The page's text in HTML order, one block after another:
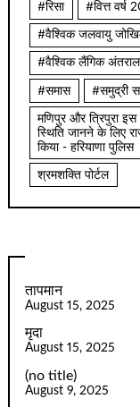
#रिसा #वित्त
#वैश्विक जलवायु
#वैश्विक लैंगिक अंतराल
#समास #समुद्री
मणिपुर और त्रिपुरा इस
स्थिति जानने के लिए
किया - हरियाणा पुलिस
श्रमशक्ति पोर्टल
तापमान
August 15, 2025
मृदा
August 15, 2025
(no title)
August 9, 2025